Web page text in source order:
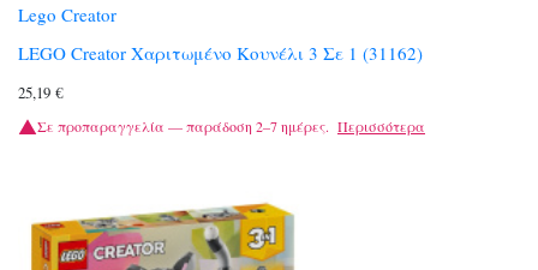
Lego Creator
LEGO Creator Χαριτωμένο Κουνέλι 3 Σε 1 (31162)
25,19 €
Σε προπαραγγελία — παράδοση 2–7 ημέρες. Περισσότερα